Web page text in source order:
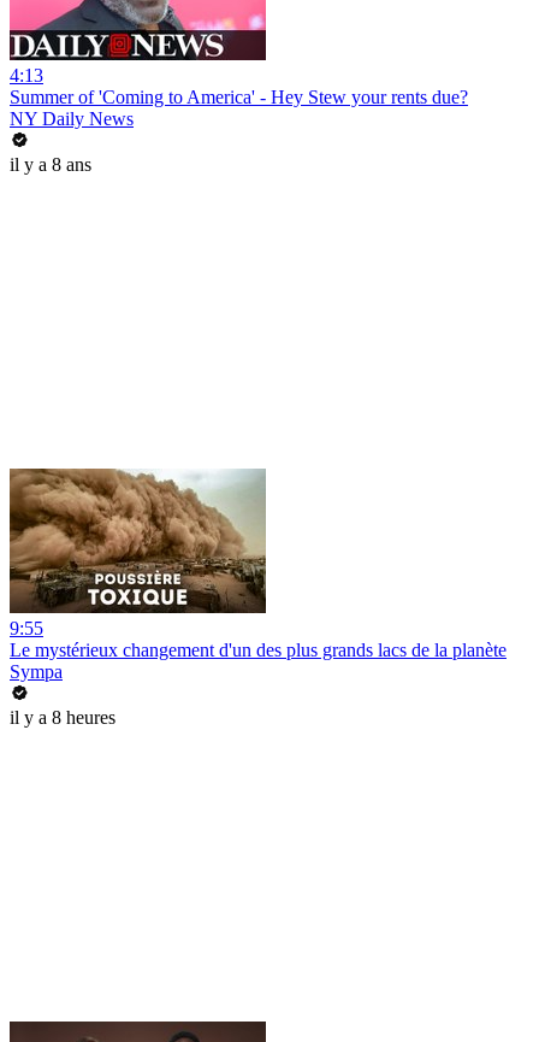
4:13
Summer of 'Coming to America' - Hey Stew your rents due?
NY Daily News
il y a 8 ans
9:55
Le mystérieux changement d'un des plus grands lacs de la planète
Sympa
il y a 8 heures